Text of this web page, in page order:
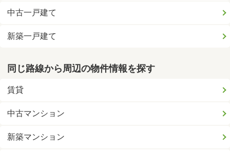
中古一戸建て
新築一戸建て
同じ路線から周辺の物件情報を探す
賃貸
中古マンション
新築マンション